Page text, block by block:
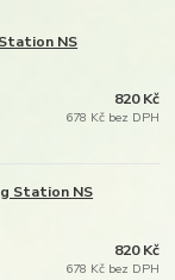
NS
820 Kč
678 Kč bez DPH
Station NS
820 Kč
678 Kč bez DPH